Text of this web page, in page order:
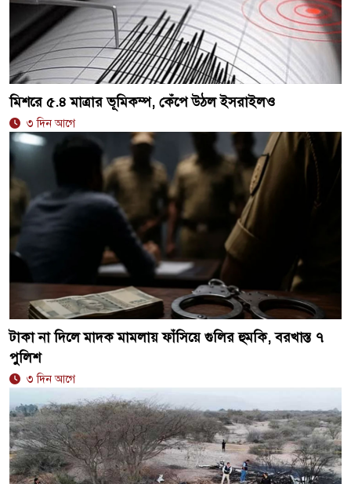
মিশরে ৫.৪ মাত্রার ভূমিকম্প, কেঁপে উঠল ইসরাইলও
৩ দিন আগে
টাকা না দিলে মাদক মামলায় ফাঁসিয়ে গুলির হুমকি, বরখাস্ত ৭
পুলিশ
৩ দিন আগে